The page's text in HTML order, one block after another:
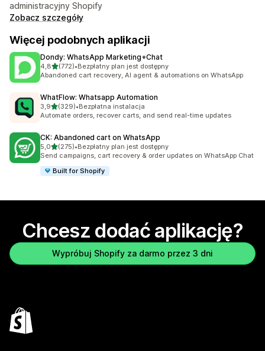
administracyjny Shopify
Zobacz szczegóły
Więcej podobnych aplikacji
Dondy: WhatsApp Marketing+Chat
4,8na 5 gwiazdek
(772)
Łączna liczba recenzji: 772
•Bezpłatny plan jest dostępny
Abandoned cart recovery, AI agent & automations on WhatsApp
WhatFlow: Whatsapp Automation
3,9na 5 gwiazdek
(329)
Łączna liczba recenzji: 329
•Bezpłatna instalacja
Automate orders, recover carts, and send real-time updates
CK: Abandoned cart on WhatsApp
5,0na 5 gwiazdek
(275)
Łączna liczba recenzji: 275
•Bezpłatny plan jest dostępny
Send campaigns, cart recovery & order updates on WhatsApp Chat
Built for Shopify
Chcesz dodać aplikację?
Wypróbuj Shopify za darmo przez 3 dni